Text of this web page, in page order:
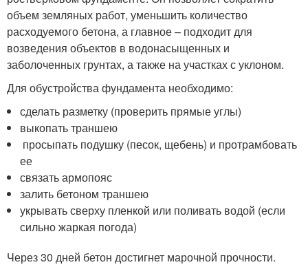
объем земляных работ, уменьшить количество
расходуемого бетона, а главное – подходит для
возведения объектов в водонасыщенных и
заболоченных грунтах, а также на участках с уклоном.
Для обустройства фундамента необходимо:
сделать разметку (проверить прямые углы)
выкопать траншею
просыпать подушку (песок, щебень) и протрамбовать
ее
связать армопояс
залить бетоном траншею
укрывать сверху пленкой или поливать водой (если
сильно жаркая погода)
Через 30 дней бетон достигнет марочной прочности.